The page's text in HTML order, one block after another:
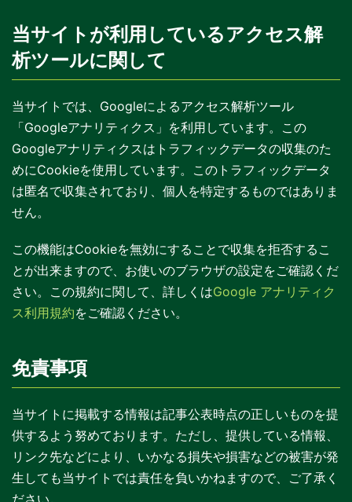
当サイトが利用しているアクセス解
析ツールに関して
当サイトでは、Googleによるアクセス解析ツール
「Googleアナリティクス」を利用しています。この
Googleアナリティクスはトラフィックデータの収集のた
めにCookieを使用しています。このトラフィックデータ
は匿名で収集されており、個人を特定するものではありま
せん。
この機能はCookieを無効にすることで収集を拒否するこ
とが出来ますので、お使いのブラウザの設定をご確認くだ
さい。この規約に関して、詳しくはGoogle アナリティク
ス利用規約をご確認ください。
免責事項
当サイトに掲載する情報は記事公表時点の正しいものを提
供するよう努めております。ただし、提供している情報、
リンク先などにより、いかなる損失や損害などの被害が発
生しても当サイトでは責任を負いかねますので、ご了承く
ださい。